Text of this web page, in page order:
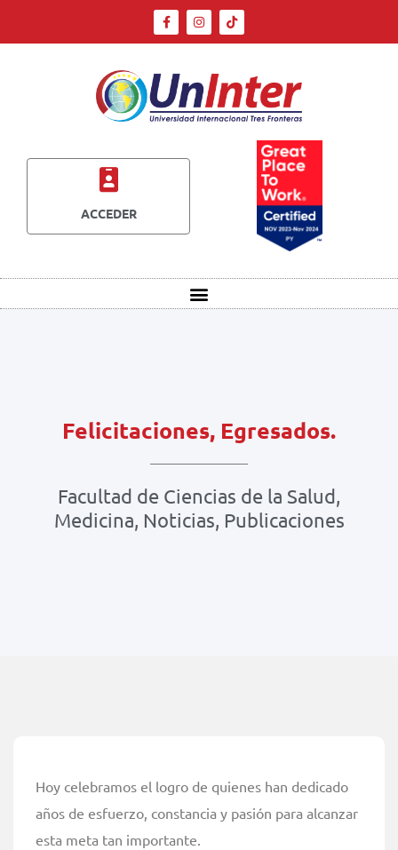
ACCEDER
Felicitaciones, Egresados.
Facultad de Ciencias de la Salud,
Medicina, Noticias, Publicaciones
Hoy celebramos el logro de quienes han dedicado
años de esfuerzo, constancia y pasión para alcanzar
esta meta tan importante.